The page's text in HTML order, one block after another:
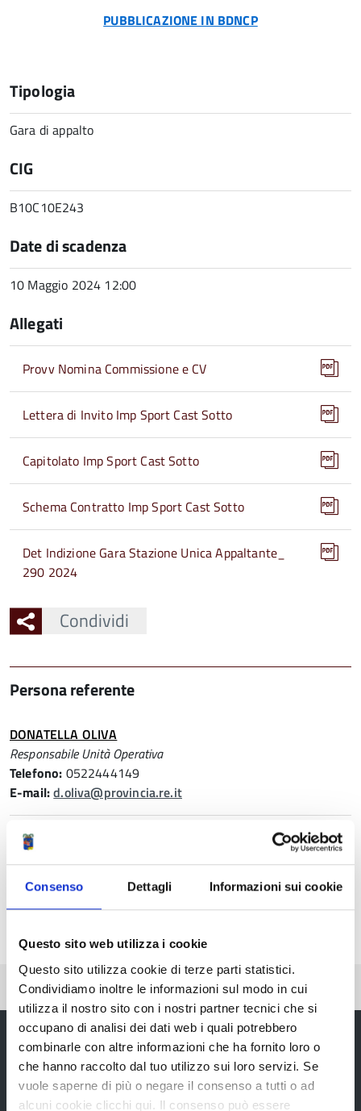
Consenso Dettagli Informazioni sui cookie
Questo sito web utilizza i cookie
Questo sito utilizza cookie di terze parti statistici.
Condividiamo inoltre le informazioni sul modo in cui
utilizza il nostro sito con i nostri partner tecnici che si
occupano di analisi dei dati web i quali potrebbero
combinarle con altre informazioni che ha fornito loro o
che hanno raccolto dal tuo utilizzo sui loro servizi. Se
vuole saperne di più o negare il consenso a tutti o ad
alcuni cookie clicchi qui. Il consenso può essere
PUBBLICAZIONE IN BDNCP
Tipologia
Gara di appalto
CIG
B10C10E243
Date di scadenza
10 Maggio 2024 12:00
Allegati
Provv Nomina Commissione e CV
Lettera di Invito Imp Sport Cast Sotto
Capitolato Imp Sport Cast Sotto
Schema Contratto Imp Sport Cast Sotto
Det Indizione Gara Stazione Unica Appaltante_
290 2024
Condividi
Persona referente
DONATELLA OLIVA
Responsabile Unità Operativa
Telefono: 0522444149
E-mail:d.oliva@provincia.re.it
ROBERTA CAVAZZONI
E-mail:
r.cavazzoni@provincia.re.it
Pubblicato: 29 Aprile 2024 — Ultima modifica: 14 Maggio 2024
Provincia di Reggio Emilia